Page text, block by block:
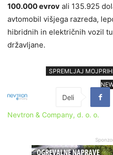
100.000 evrov ali 135.925
avtomobil višjega razreda,
hibridnih in električnih vozil
državljane.
SPREMLJAJ
Nevtron & Company, d. o. o.